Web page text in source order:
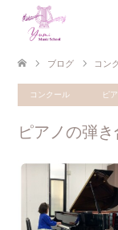
ブログ コン
コンクール ピ
ピアノの弾